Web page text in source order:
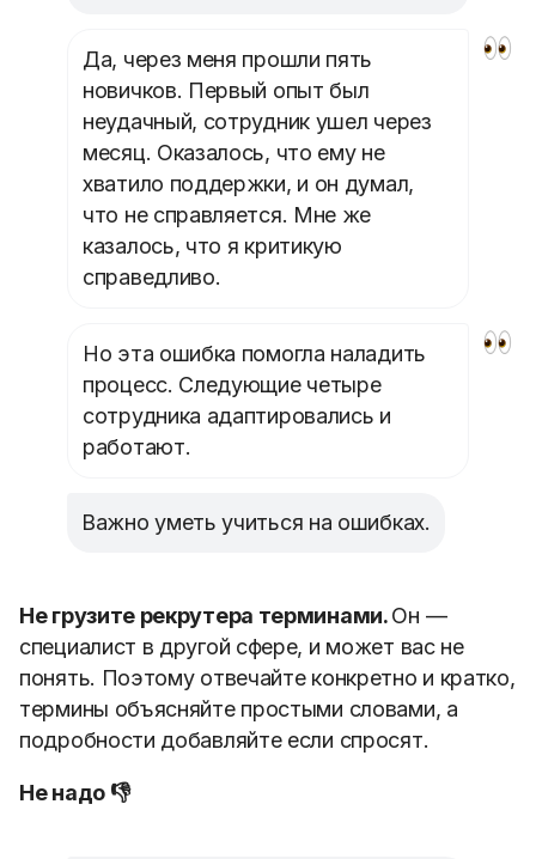
Да, через меня прошли пять
новичков. Первый опыт был
неудачный, сотрудник ушел через
месяц. Оказалось, что ему не
хватило поддержки, и он думал,
что не справляется. Мне же
казалось, что я критикую
справедливо.
Но эта ошибка помогла наладить
процесс. Следующие четыре
сотрудника адаптировались и
работают.
Важно уметь учиться на ошибках.
Не грузите рекрутера терминами.Он —
специалист в другой сфере, и может вас не
понять. Поэтому отвечайте конкретно и кратко,
термины объясняйте простыми словами, а
подробности добавляйте если спросят.
Не надо 👎